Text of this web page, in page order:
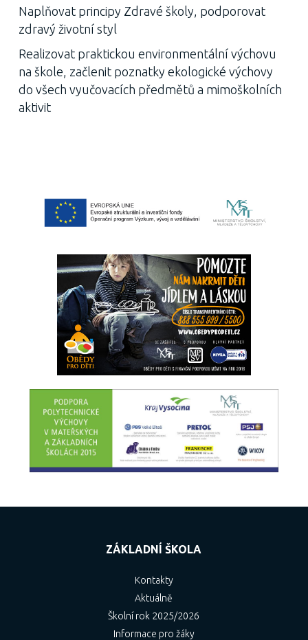
Naplňovat principy Zdravé školy, podporovat
zdravý životní styl
Realizovat praktickou environmentální výchovu
na škole, začlenit poznatky ekologické výchovy
do všech vyučovacích předmětů a mimoškolních
aktivit
ZÁKLADNÍ ŠKOLA
Kontakty
Aktuálně
Školní rok 2025/2026
Informace pro žáky